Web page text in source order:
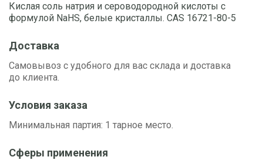
Кислая соль натрия и сероводородной кислоты с
формулой NaHS, белые кристаллы. CAS 16721-80-5
Доставка
Самовывоз с удобного для вас склада и доставка
до клиента.
Условия заказа
Минимальная партия: 1 тарное место.
Сферы применения